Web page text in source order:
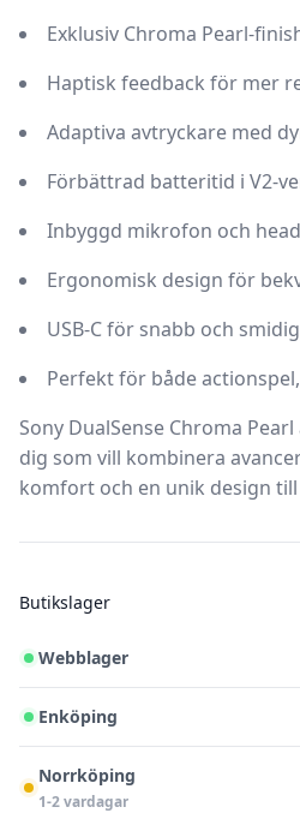
Exklusiv Chroma Pearl-
Haptisk feedback för mer
Adaptiva avtryckare med
Förbättrad batteritid i V2-
Inbyggd mikrofon och
Ergonomisk design för
USB-C för snabb och
Perfekt för både
Sony DualSense Chroma
dig som vill kombinera
komfort och en unik design till
Butikslager
Webblager
Enköping
Norrköping
1-2 vardagar